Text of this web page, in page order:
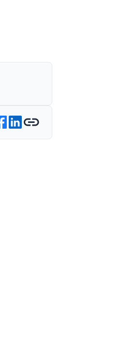
Twitter
on Facebook
Share on LinkedIn
Copy link